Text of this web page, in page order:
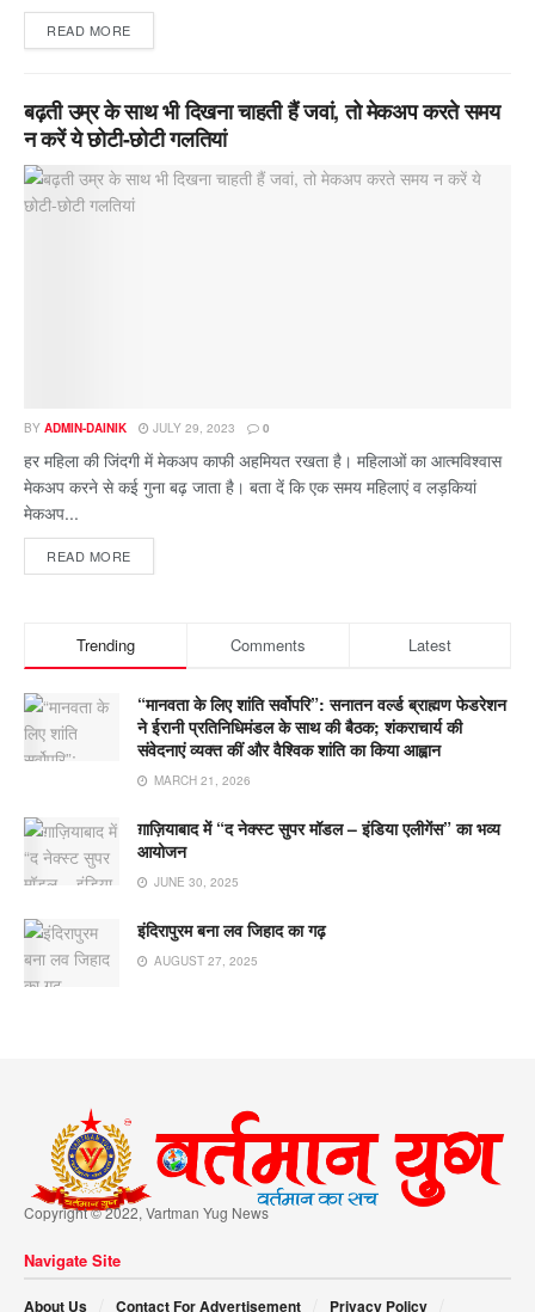
READ MORE
बढ़ती उम्र के साथ भी दिखना चाहती हैं जवां, तो मेकअप करते समय
न करें ये छोटी-छोटी गलतियां
BY ADMIN-DAINIK JULY 29, 2023 0
हर महिला की जिंदगी में मेकअप काफी अहमियत रखता है। महिलाओं का आत्मविश्वास
मेकअप करने से कई गुना बढ़ जाता है। बता दें कि एक समय महिलाएं व लड़कियां
मेकअप...
READ MORE
Trending Comments Latest
“मानवता के लिए शांति सर्वोपरि”: सनातन वर्ल्ड ब्राह्मण फेडरेशन
ने ईरानी प्रतिनिधिमंडल के साथ की बैठक; शंकराचार्य की
संवेदनाएं व्यक्त कीं और वैश्विक शांति का किया आह्वान
MARCH 21, 2026
ग़ाज़ियाबाद में “द नेक्स्ट सुपर मॉडल – इंडिया एलीगेंस” का भव्य
आयोजन
JUNE 30, 2025
इंदिरापुरम बना लव जिहाद का गढ़
AUGUST 27, 2025
Copyright © 2022, Vartman Yug News
Navigate Site
About Us Contact For Advertisement Privacy Policy